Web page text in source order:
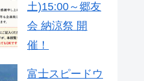
土)15:00～郷友
会 納涼祭 開
催！
富士スピードウ